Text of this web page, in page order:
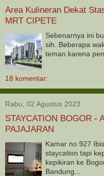
Area Kulineran Dekat
MRT CIPETE
Sebenarnya ini
sih. Beberapa
teman karena
18 komentar:
Rabu, 02 Agustus 2023
STAYCATION BOGOR -
PAJAJARAN
Kamar no 927
staycation tapi
kepikiran ke
Bandung...